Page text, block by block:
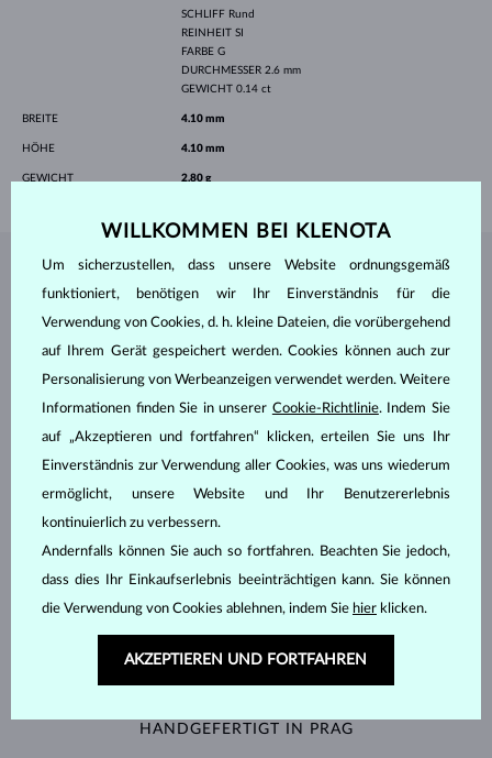
SCHLIFF Rund
REINHEIT SI
FARBE G
DURCHMESSER 2.6 mm
GEWICHT 0.14 ct
BREITE 4.10 mm
HÖHE 4.10 mm
GEWICHT 2.80 g
KLENOTA ATELIER
HANDGEFERTIGT IN PRAG
WILLKOMMEN BEI KLENOTA
Um sicherzustellen, dass unsere Website ordnungsgemäß
funktioniert, benötigen wir Ihr Einverständnis für die
Verwendung von Cookies, d. h. kleine Dateien, die vorübergehend
auf Ihrem Gerät gespeichert werden. Cookies können auch zur
Personalisierung von Werbeanzeigen verwendet werden. Weitere
Informationen finden Sie in unserer Cookie-Richtlinie. Indem Sie
auf „Akzeptieren und fortfahren“ klicken, erteilen Sie uns Ihr
Einverständnis zur Verwendung aller Cookies, was uns wiederum
ermöglicht, unsere Website und Ihr Benutzererlebnis
kontinuierlich zu verbessern.
Andernfalls können Sie auch so fortfahren. Beachten Sie jedoch,
dass dies Ihr Einkaufserlebnis beeinträchtigen kann. Sie können
die Verwendung von Cookies ablehnen, indem Sie hier klicken.
AKZEPTIEREN UND FORTFAHREN